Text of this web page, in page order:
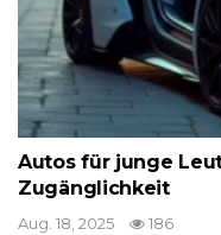
Autos für junge
Zugänglichkeit
Aug. 18, 2025 186